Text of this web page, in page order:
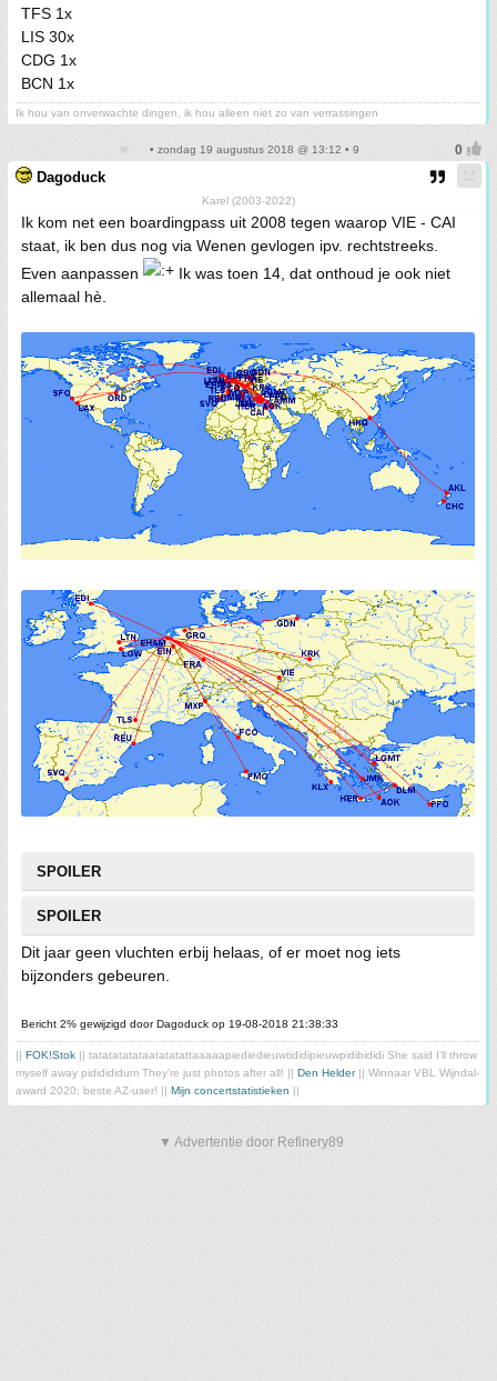
TFS 1x
LIS 30x
CDG 1x
BCN 1x
Ik hou van onverwachte dingen, ik hou alleen niet zo van verrassingen
• zondag 19 augustus 2018 @ 13:12 • 9
Dagoduck
Karel (2003-2022)
Ik kom net een boardingpass uit 2008 tegen waarop VIE - CAI
staat, ik ben dus nog via Wenen gevlogen ipv. rechtstreeks.
Even aanpassen
Ik was toen 14, dat onthoud je ook niet
allemaal hè.
SPOILER
SPOILER
Dit jaar geen vluchten erbij helaas, of er moet nog iets
bijzonders gebeuren.
Bericht 2% gewijzigd door Dagoduck op 19-08-2018 21:38:33
|| FOK!Stok || tatatatatataatatatattaaaaapiediedieuwtididipieuwpidibididi She said I'll throw
myself away pididididum They're just photos after all! || Den Helder|| Winnaar VBL Wijndal-
award 2020: beste AZ-user! || Mijn concertstatistieken ||
▼ Advertentie door Refinery89